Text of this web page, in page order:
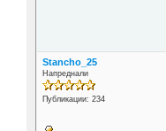
Stancho_25
Напреднали
Публикации: 234